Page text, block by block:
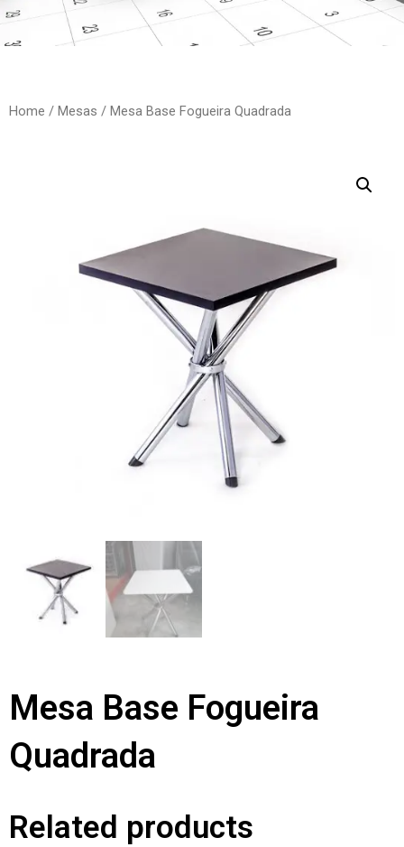
Home / Mesas / Mesa Base Fogueira Quadrada
Mesa Base Fogueira
Quadrada
Related products